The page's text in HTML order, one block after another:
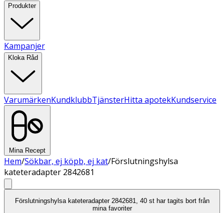
Produkter
Kampanjer
Kloka Råd
VarumärkenKundklubbTjänsterHitta apotekKundservice
Mina Recept
Hem/Sökbar, ej köpb, ej kat/Förslutningshylsa
kateteradapter 2842681
Förslutningshylsa kateteradapter 2842681, 40 st har tagits bort från
mina favoriter